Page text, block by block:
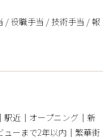
/ 役職手当 / 技術手当 / 報
近｜オープニング｜新
ーまで2年以内｜繁華街